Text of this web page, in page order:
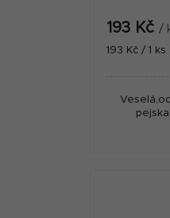
193 Kč /
Měrná
193 Kč / 1 ks